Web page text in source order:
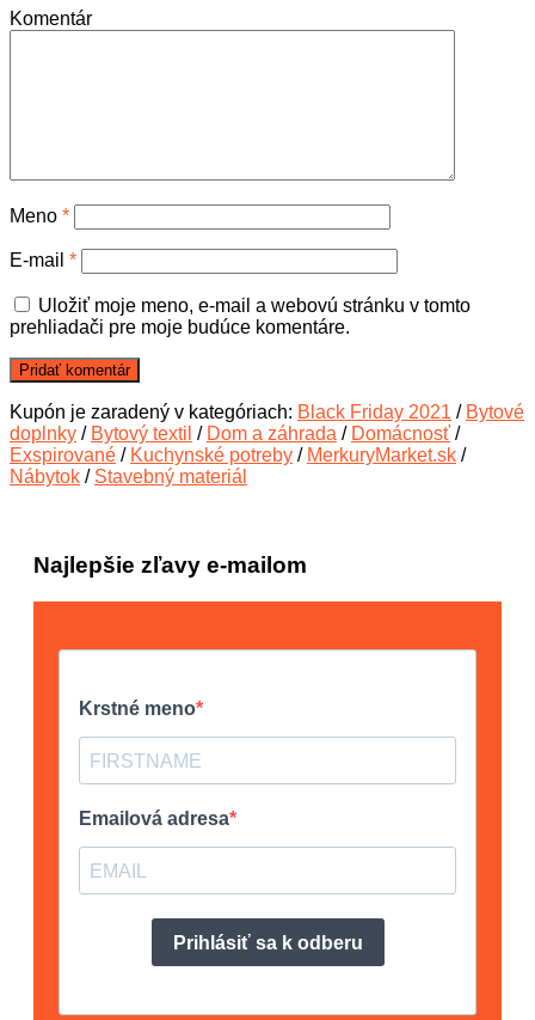
Komentár
Meno *
E-mail *
Uložiť moje meno, e-mail a webovú stránku v tomto
prehliadači pre moje budúce komentáre.
Kupón je zaradený v kategóriach: Black Friday 2021 / Bytové
doplnky / Bytový textil / Dom a záhrada / Domácnosť /
Exspirované / Kuchynské potreby / MerkuryMarket.sk /
Nábytok / Stavebný materiál
Najlepšie zľavy e-mailom